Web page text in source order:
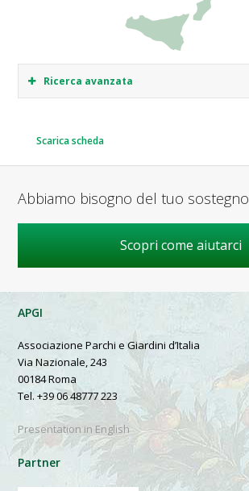
Ricerca avanzata
Scarica scheda
Abbiamo bisogno del tuo sostegno
Scopri come aiutarci
APGI
Associazione Parchi e Giardini d’Italia
Via Nazionale, 243
00184 Roma
Tel. +39 06 48777 223
Presentation in English
Partner